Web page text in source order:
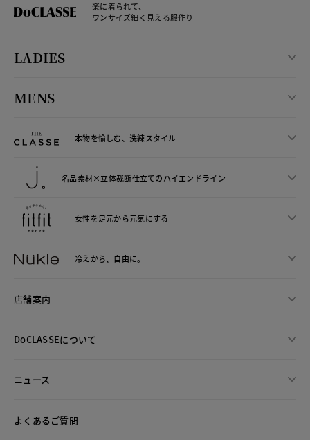
楽に着られて、
ワンサイズ細く見える服作り
LADIES
MENS
本物を愉しむ、洗練スタイル
名品素材×立体裁断仕立てのハイエンドライン
女性を足元から元気にする
冷えから、 自由に。
店舗案内
DoCLASSEについて
ニュース
よくあるご質問